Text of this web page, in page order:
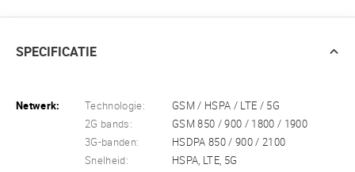
SPECIFICATIE
Netwerk: Technologie:
GSM / HSPA / LTE / 5G
2G bands:
GSM 850 / 900 / 1800 / 1900
3G-banden:
HSDPA 850 / 900 / 2100
Snelheid:
HSPA, LTE, 5G